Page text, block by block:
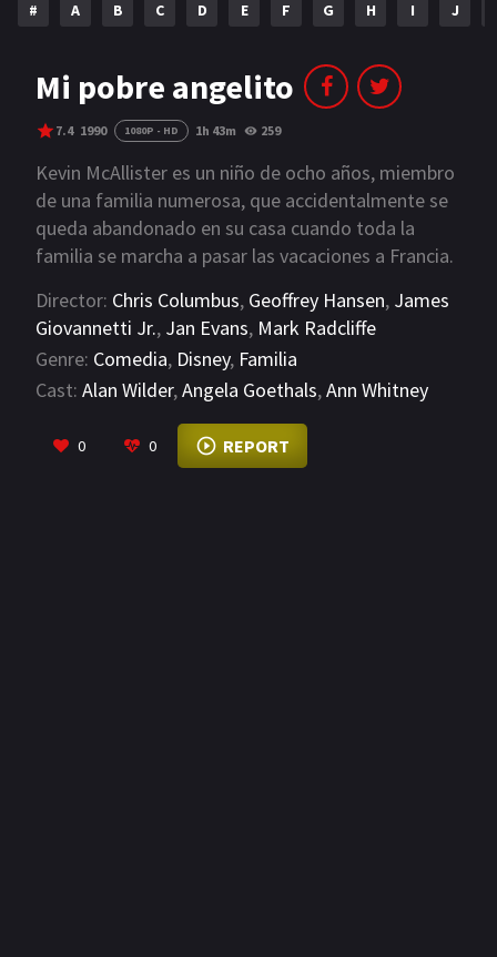
AÑOS
2023 2022
2021 2020
2019 2018
2014 2006
2002 2001
PELICULAS
# A B C D E F G H I J
Mi pobre angelito
7.4 1990 1080P - HD 1h 43m 259
Kevin McAllister es un niño de ocho años, miembro
de una familia numerosa, que accidentalmente se
queda abandonado en su casa cuando toda la
familia se marcha a pasar las vacaciones a Francia.
protegerse de Harry y Marv, dos bribones que se
proponen asaltar todas las casas cerradas de su
vecindario. en cuanto su madre lo echa en falta,
regresa apresuradamente a Chicago para recuperar
Director: Chris Columbus, Geoffrey Hansen, James
Giovannetti Jr., Jan Evans, Mark Radcliffe
Genre: Comedia, Disney, Familia
Cast: Alan Wilder,Angela Goethals,Ann Whitney
0 0 REPORT